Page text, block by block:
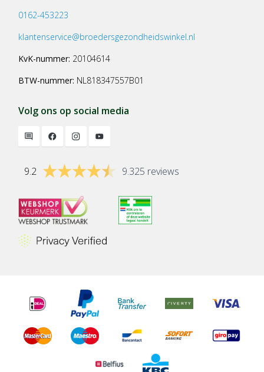
0162-453223
klantenservice@broedersgezondheidswinkel.nl
KvK-nummer: 20104614
BTW-nummer: NL818347557B01
Volg ons op social media
9.2 9.325 reviews